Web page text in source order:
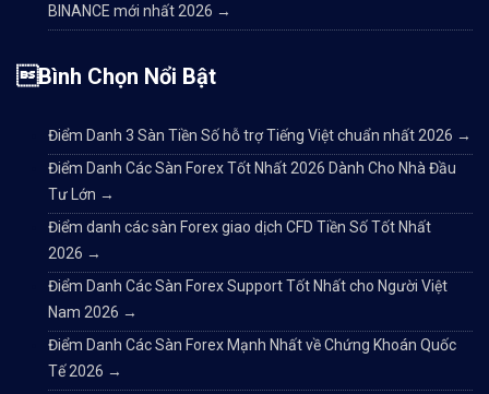
BINANCE mới nhất 2026 →
Bình Chọn Nổi Bật
Điểm Danh 3 Sàn Tiền Số hỗ trợ Tiếng Việt chuẩn nhất 2026 →
Điểm Danh Các Sàn Forex Tốt Nhất 2026 Dành Cho Nhà Đầu
Tư Lớn →
Điểm danh các sàn Forex giao dịch CFD Tiền Số Tốt Nhất
2026 →
Điểm Danh Các Sàn Forex Support Tốt Nhất cho Người Việt
Nam 2026 →
Điểm Danh Các Sàn Forex Mạnh Nhất về Chứng Khoán Quốc
Tế 2026 →